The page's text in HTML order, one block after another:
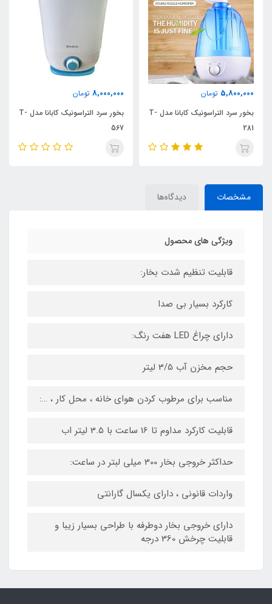
5,800,000 تومان
بخور سرد التراسونیک کابانا مدل T-
281
8,000,000 تومان
بخور سرد التراسونیک کابانا مدل T-
567
مشخصات دیدگاه‌ها
ویژگی های محصول
قابلیت تنظیم شدت بخار:
کارکرد بسیار بی صدا
دارای چراغ LED هفت رنگ:
حجم مخزن آب 3/5 لیتر
مناسب برای مرطوب کردن هوای خانه ، محل کار ، …:
قابلیت کارکرد مداوم تا 16 ساعت با 3.5 لیتر اب
حداکثر خروجی بخار 300 میلی لبتر در ساعت:
واردات قانونی ، دارای یکسال گارانتی
دارای خروجی بخار دوطرفه با طراحی بسیار زیبا و
قابلیت چرخش 360 درجه